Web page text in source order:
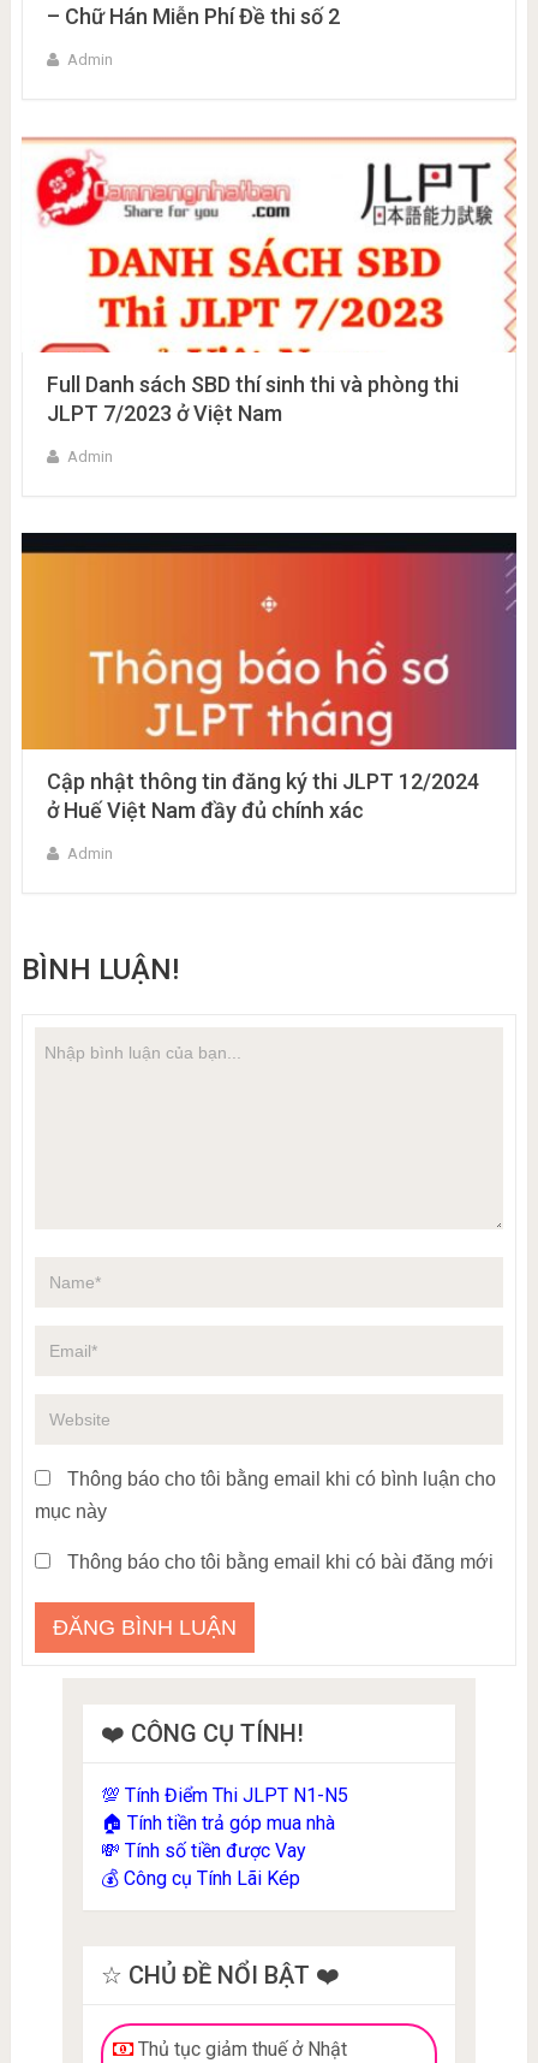
– Chữ Hán Miễn Phí Đề thi số 2
Admin
Full Danh sách SBD thí sinh thi và phòng thi
JLPT 7/2023 ở Việt Nam
Admin
Cập nhật thông tin đăng ký thi JLPT 12/2024
ở Huế Việt Nam đầy đủ chính xác
Admin
BÌNH LUẬN!
Thông báo cho tôi bằng email khi có bình luận cho
mục này
Thông báo cho tôi bằng email khi có bài đăng mới
❤️ CÔNG CỤ TÍNH!
💯 Tính Điểm Thi JLPT N1-N5
🏠 Tính tiền trả góp mua nhà
💸 Tính số tiền được Vay
💰 Công cụ Tính Lãi Kép
☆ CHỦ ĐỀ NỔI BẬT ❤️
Thủ tục giảm thuế ở Nhật